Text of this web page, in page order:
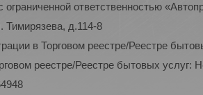
ответственностью
Тимирязева, д.114-8
в Торговом реестре/Реестре
реестре/Реестре бытовых услуг: